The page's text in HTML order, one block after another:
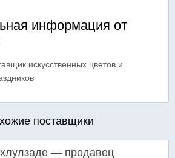
информация от
поставщики
— продавец